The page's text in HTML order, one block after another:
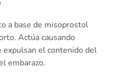
a base de misoprostol
Actúa causando
expulsan el contenido del
embarazo.